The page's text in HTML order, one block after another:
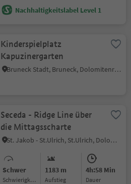
Nachhaltigkeitslabel Level 1
Kinderspielplatz
Kapuzinergarten
Bruneck Stadt, Bruneck, Dolomitenregion Kronplatz
Seceda - Ridge Line über
die Mittagsscharte
St. Jakob - St.Ulrich, St.Ulrich, Dolomitenregion Gröden
Schwer
Schwierigkeitsgrad
1183 m
Aufstieg
4h:58 Min
Dauer